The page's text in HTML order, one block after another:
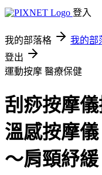
登入
我的部落格 我的部
登出
運動按摩 醫療保健
刮痧按摩
溫感按摩
～肩頸紓